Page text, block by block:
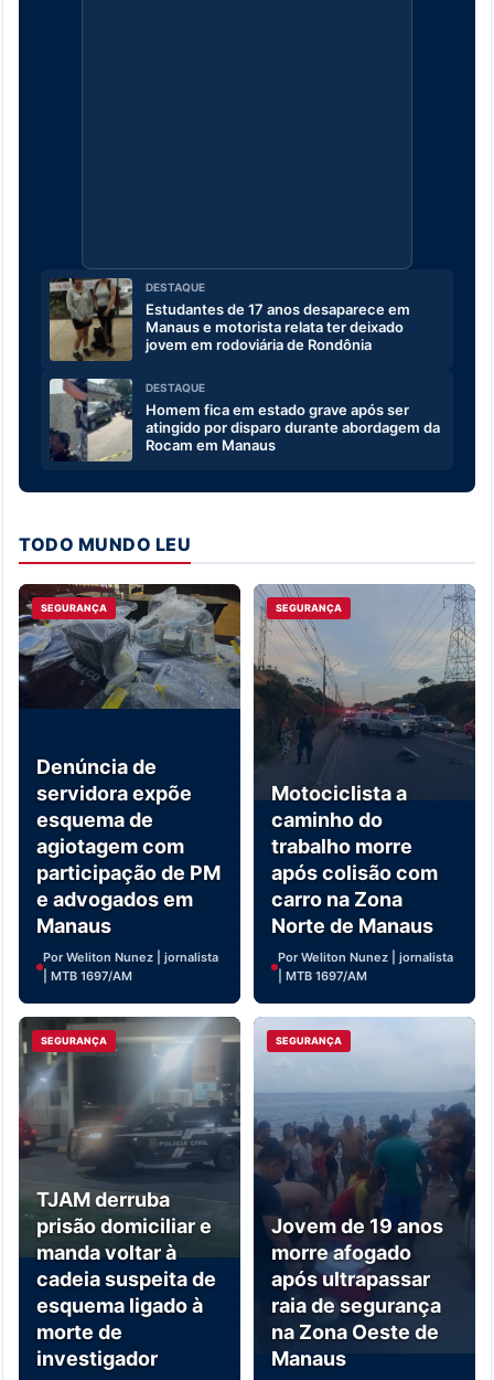
DESTAQUE
Estudantes de 17 anos desaparece em
Manaus e motorista relata ter deixado
jovem em rodoviária de Rondônia
DESTAQUE
Homem fica em estado grave após ser
atingido por disparo durante abordagem da
Rocam em Manaus
TODO MUNDO LEU
SEGURANÇA
Denúncia de
servidora expõe
esquema de
agiotagem com
participação de PM
e advogados em
Manaus
Por Weliton Nunez | jornalista
| MTB 1697/AM
SEGURANÇA
Motociclista a
caminho do
trabalho morre
após colisão com
carro na Zona
Norte de Manaus
Por Weliton Nunez | jornalista
| MTB 1697/AM
SEGURANÇA
TJAM derruba
prisão domiciliar e
manda voltar à
cadeia suspeita de
esquema ligado à
morte de
investigador
SEGURANÇA
Jovem de 19 anos
morre afogado
após ultrapassar
raia de segurança
na Zona Oeste de
Manaus